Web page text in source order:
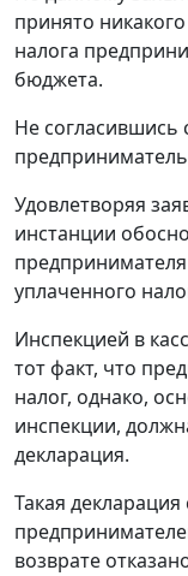
принято
налога
бюджета.
Не согласившись
Удовлетворяя
инстанции
уплаченного
Инспекцией в
тот факт, что
налог, однако,
инспекции,
декларация.
Такая
возврате